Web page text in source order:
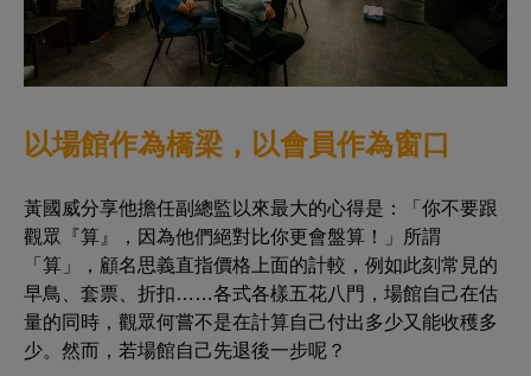
以場館作為橋梁，以會員作為窗口
黃國威分享他擔任副總監以來最大的心得是：「你不要跟
觀眾『算』，因為他們絕對比你更會盤算！」所謂
「算」，顧名思義直指價格上面的計較，例如此刻常見的
早鳥、套票、折扣……各式各樣五花八門，場館自己在估
量的同時，觀眾何嘗不是在計算自己付出多少又能收穫多
少。然而，若場館自己先退後一步呢？